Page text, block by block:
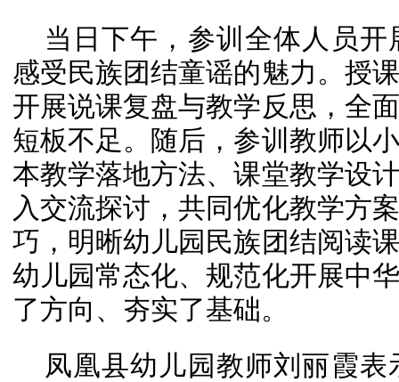
当日下午，参训全体人员
感受民族团结童谣的魅力。授
开展说课复盘与教学反思，全
短板不足。随后，参训教师以
本教学落地方法、课堂教学设
入交流探讨，共同优化教学方
巧，明晰幼儿园民族团结阅读
幼儿园常态化、规范化开展中
了方向、夯实了基础。
凤凰县幼儿园教师刘丽霞